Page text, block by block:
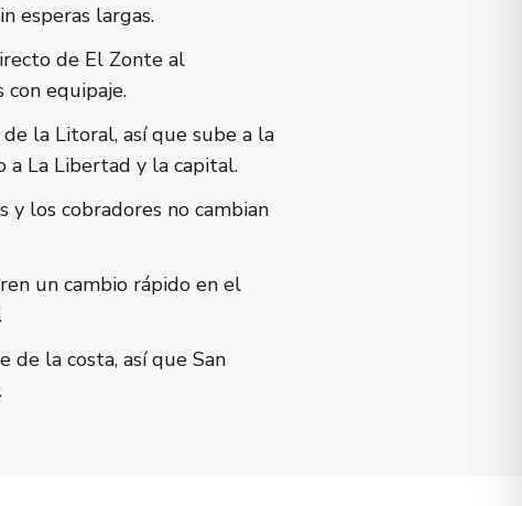
esperas largas.
de El Zonte al
equipaje.
la Litoral, así que sube a la
a La Libertad y la capital.
y los cobradores no cambian
un cambio rápido en el
de la costa, así que San